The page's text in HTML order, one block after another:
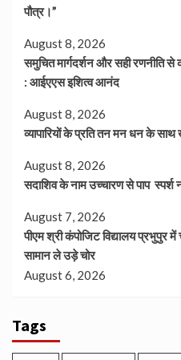
पौत्र।”
August 8, 2026
समुचित मार्गदर्शन और सही रणनीति
: आईएएस इशित्व आनंद
August 8, 2026
व्यापारियों के प्रति तन मन धन के साथ
August 8, 2026
सदाशिव के नाम उच्चारण से पाप
August 7, 2026
पीएम श्री कंपोजिट विद्यालय प्रभुपुर में
सामान ले उड़े चोर
August 6, 2026
Tags